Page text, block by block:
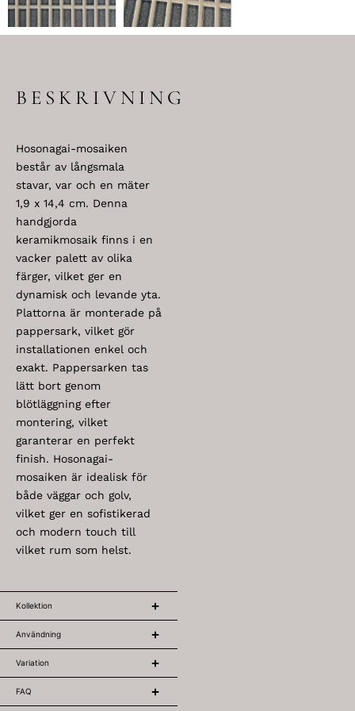
BESKRIVNING
Hosonagai-mosaiken
består av långsmala
stavar, var och en mäter
1,9 x 14,4 cm. Denna
handgjorda
keramikmosaik finns i en
vacker palett av olika
färger, vilket ger en
dynamisk och levande yta.
Plattorna är monterade på
pappersark, vilket gör
installationen enkel och
exakt. Pappersarken tas
lätt bort genom
blötläggning efter
montering, vilket
garanterar en perfekt
finish. Hosonagai-
mosaiken är idealisk för
både väggar och golv,
vilket ger en sofistikerad
och modern touch till
vilket rum som helst.
Kollektion
Användning
Variation
FAQ